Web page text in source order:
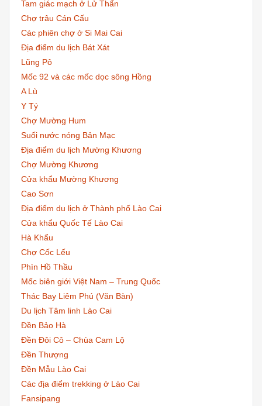
Tam giác mạch ở Lử Thẩn
Chợ trâu Cán Cấu
Các phiên chợ ở Si Mai Cai
Địa điểm du lịch Bát Xát
Lũng Pô
Mốc 92 và các mốc dọc sông Hồng
A Lù
Y Tý
Chợ Mường Hum
Suối nước nóng Bản Mạc
Địa điểm du lịch Mường Khương
Chợ Mường Khương
Cửa khẩu Mường Khương
Cao Sơn
Địa điểm du lịch ở Thành phố Lào Cai
Cửa khẩu Quốc Tế Lào Cai
Hà Khẩu
Chợ Cốc Lếu
Phìn Hồ Thầu
Mốc biên giới Việt Nam – Trung Quốc
Thác Bay Liêm Phú (Văn Bàn)
Du lịch Tâm linh Lào Cai
Đền Bảo Hà
Đền Đôi Cô – Chùa Cam Lộ
Đền Thượng
Đền Mẫu Lào Cai
Các địa điểm trekking ở Lào Cai
Fansipang